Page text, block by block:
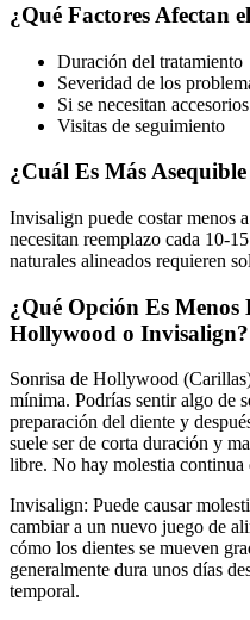
¿Qué Factores Afectan
Duración del tratamiento
Severidad de los
Si se necesitan
Visitas de seguimiento
¿Cuál Es Más
Invisalign puede costar menos
necesitan reemplazo cada 10-
naturales alineados requieren
¿Qué Opción Es Menos
Hollywood o Invisalign?
Sonrisa de Hollywood
mínima. Podrías sentir algo de
preparación del diente y
suele ser de corta duración y
libre. No hay molestia continua
Invisalign: Puede causar
cambiar a un nuevo juego de
cómo los dientes se mueven
generalmente dura unos días
temporal.